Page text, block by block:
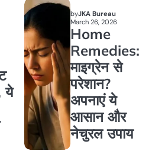
ये
byJKA Bureau
March 26, 2026
Home
Remedies:
माइग्रेन से
परेशान?
अपनाएं ये
आसान और
नेचुरल उपाय